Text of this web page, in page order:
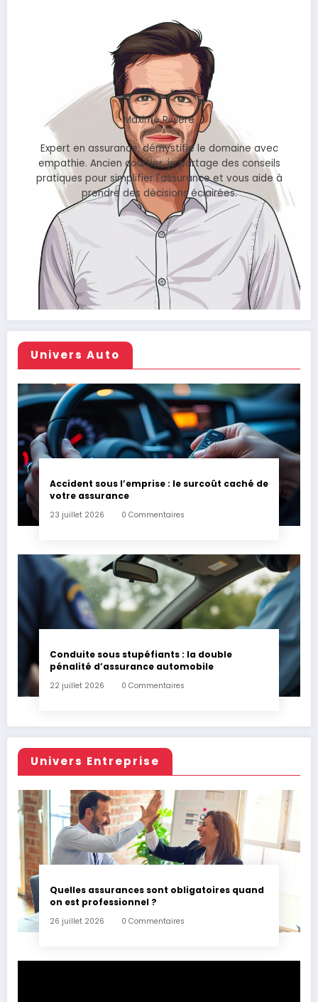
Maxime Rivière
Expert en assurance, démystifie le domaine avec
empathie. Ancien courtier, je partage des conseils
pratiques pour simplifier l'assurance et vous aide à
prendre des décisions éclairées.
Univers Auto
Accident sous l’emprise : le surcoût caché de
votre assurance
23 juillet 2026 0 Commentaires
Conduite sous stupéfiants : la double
pénalité d’assurance automobile
22 juillet 2026 0 Commentaires
Univers Entreprise
Quelles assurances sont obligatoires quand
on est professionnel ?
26 juillet 2026 0 Commentaires